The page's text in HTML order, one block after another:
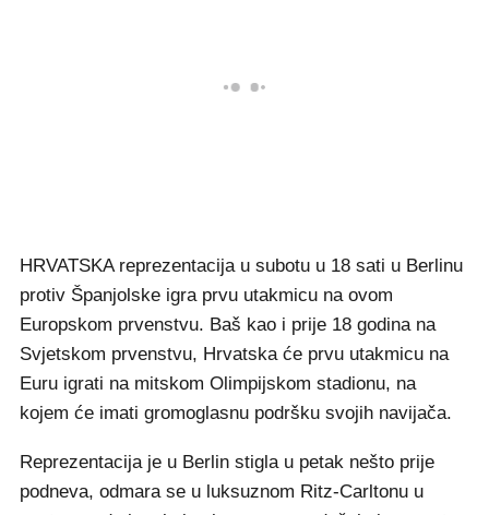
HRVATSKA reprezentacija u subotu u 18 sati u Berlinu
protiv Španjolske igra prvu utakmicu na ovom
Europskom prvenstvu. Baš kao i prije 18 godina na
Svjetskom prvenstvu, Hrvatska će prvu utakmicu na
Euru igrati na mitskom Olimpijskom stadionu, na
kojem će imati gromoglasnu podršku svojih navijača.
Reprezentacija je u Berlin stigla u petak nešto prije
podneva, odmara se u luksuznom Ritz-Carltonu u